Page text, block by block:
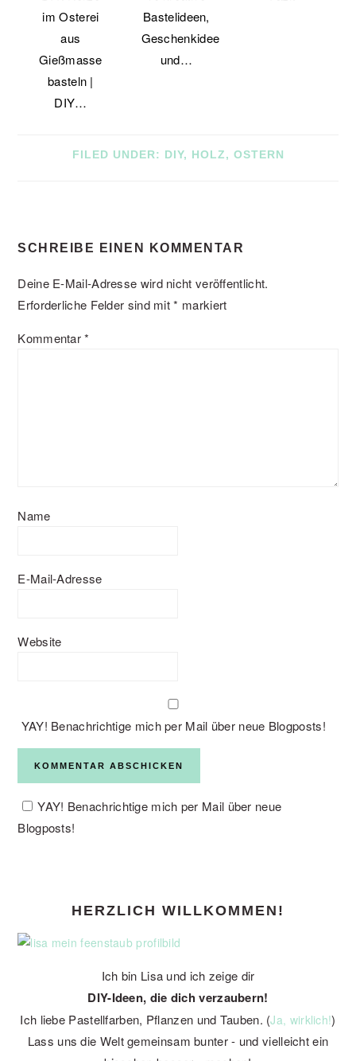
im Osterei
aus
Gießmasse
basteln |
DIY…
Bastelideen,
Geschenkideen
und…
FILED UNDER: DIY, HOLZ, OSTERN
INTERACTIONS
SCHREIBE EINEN KOMMENTAR
Deine E-Mail-Adresse wird nicht veröffentlicht.
Erforderliche Felder sind mit* markiert
Kommentar*
Name
E-Mail-Adresse
Website
YAY! Benachrichtige mich per Mail über neue Blogposts!
YAY! Benachrichtige mich per Mail über neue
Blogposts!
HERZLICH WILLKOMMEN!
Ich bin Lisa und ich zeige dir
DIY-Ideen, die dich verzaubern!
Ich liebe Pastellfarben, Pflanzen und Tauben. (Ja, wirklich!)
Lass uns die Welt gemeinsam bunter - und vielleicht ein